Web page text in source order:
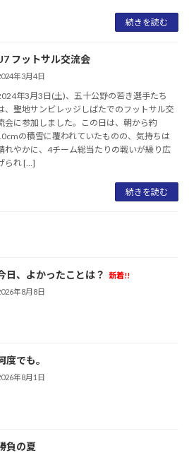
続きを読む
フットサル交流会
年3月4日
年3月3日(土)、五十公野の若き選手たち
、聖地サンビレッジしばたでのフットサル交
会に参加しました。この日は、朝から約
の積雪に覆われていたものの、気持ちは
れやかに、4チーム総当たりの戦いが繰り広
られ […]
続きを読む
日、よかったことは？
新着!!
年8月8日
度でも。
年8月1日
負の夏